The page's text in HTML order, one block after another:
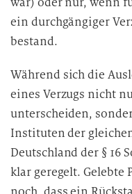
ein durchgängiger
bestand.
Während sich die
eines Verzugs nicht
unterscheiden,
Instituten der
Deutschland der § 16
klar geregelt. Gelebte